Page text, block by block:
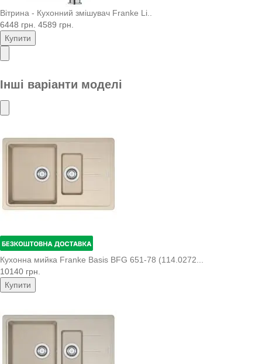
Вітрина - Кухонний змішувач Franke Li..
6448 грн. 4589 грн.
Купити
Інші варіанти моделі
Кухонна мийка Franke Basis BFG 651-78 (114.0272...
10140 грн.
Купити